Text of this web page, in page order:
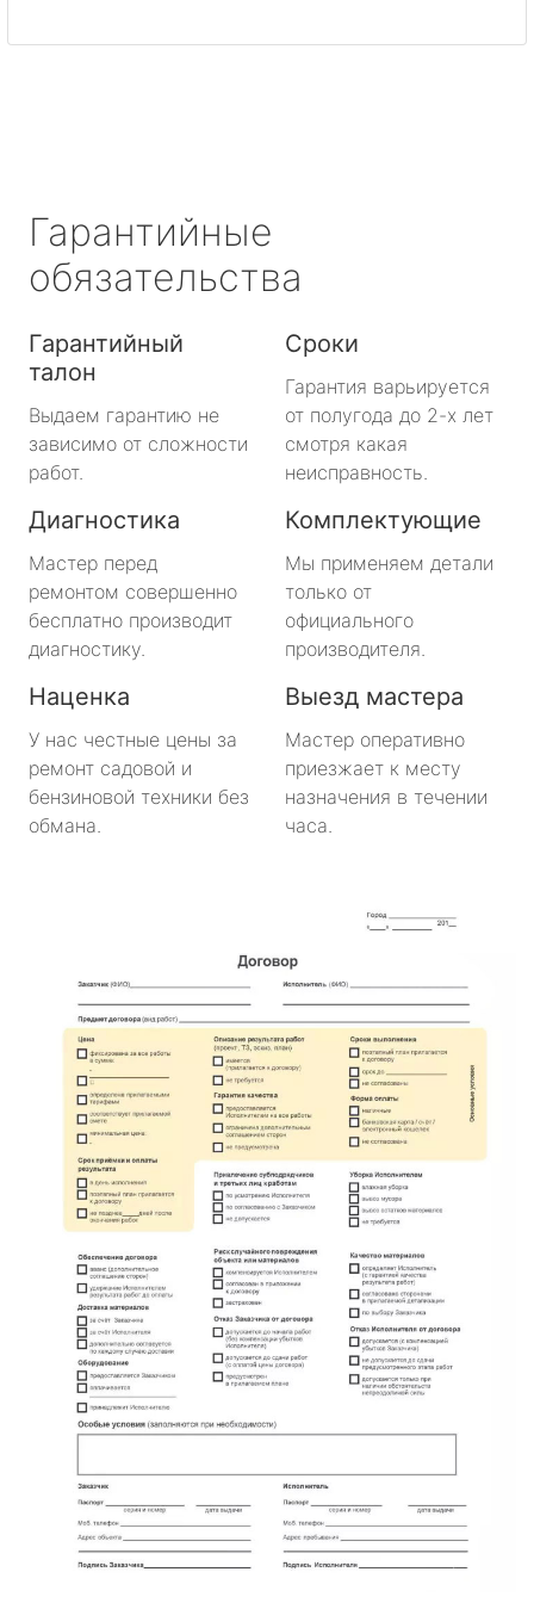
Сясьстрой
Тосно
Шлиссельбург
Важины
Вырица
Дружная Горка
имени Морозова
имени Свердлова
Красный Бор
Кузнечное
Кузьмоловский
Лебяжье
Лесогорский
Мга
Назия
Никольский
Гарантийные
обязательства
Гарантийный
талон
Выдаем гарантию не
зависимо от сложности
работ.
Сроки
Гарантия варьируется
от полугода до 2-х лет
смотря какая
неисправность.
Диагностика
Мастер перед
ремонтом совершенно
бесплатно производит
диагностику.
Комплектующие
Мы применяем детали
только от
официального
производителя.
Наценка
У нас честные цены за
ремонт садовой и
бензиновой техники без
обмана.
Выезд мастера
Мастер оперативно
приезжает к месту
назначения в течении
часа.